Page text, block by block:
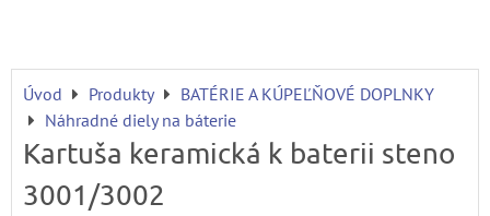
Úvod Produkty
BATÉRIE A KÚPEĽŇOVÉ DOPLNKY
Náhradné diely na báterie
Kartuša keramická k baterii steno
3001/3002